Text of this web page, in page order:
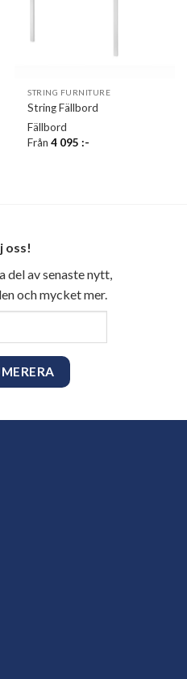
STRING FURNITURE
String Fällbord
Fällbord
Från4 095:-
oss!
del av senaste nytt,
och mycket mer.